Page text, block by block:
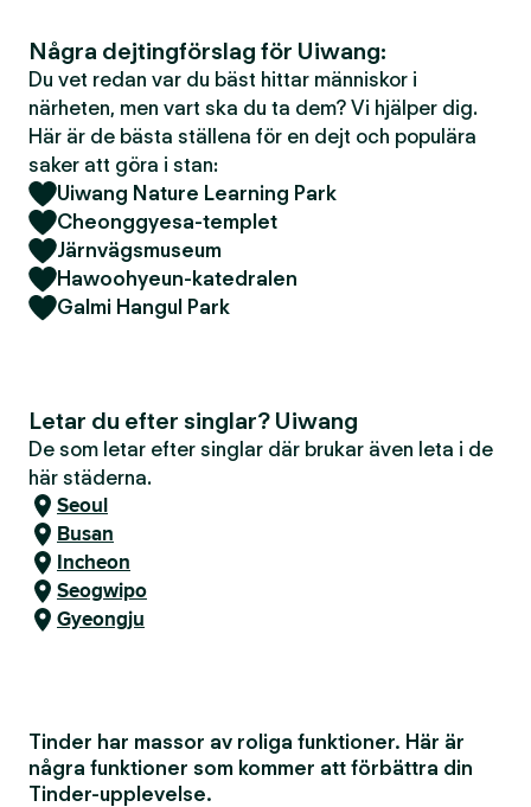
Några dejtingförslag för Uiwang:
Du vet redan var du bäst hittar människor i
närheten, men vart ska du ta dem? Vi hjälper dig.
Här är de bästa ställena för en dejt och populära
saker att göra i stan:
Uiwang Nature Learning Park
Cheonggyesa-templet
Järnvägsmuseum
Hawoohyeun-katedralen
Galmi Hangul Park
Letar du efter singlar? Uiwang
De som letar efter singlar där brukar även leta i de
här städerna.
Seoul
Busan
Incheon
Seogwipo
Gyeongju
Tinder har massor av roliga funktioner. Här är
några funktioner som kommer att förbättra din
Tinder-upplevelse.